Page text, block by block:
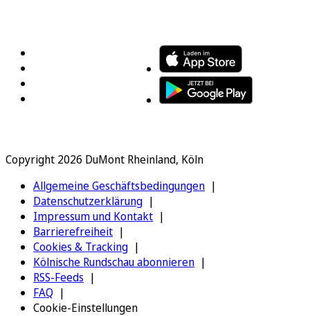
Copyright 2026 DuMont Rheinland, Köln
Allgemeine Geschäftsbedingungen
Datenschutzerklärung
Impressum und Kontakt
Barrierefreiheit
Cookies & Tracking
Kölnische Rundschau abonnieren
RSS-Feeds
FAQ
Cookie-Einstellungen